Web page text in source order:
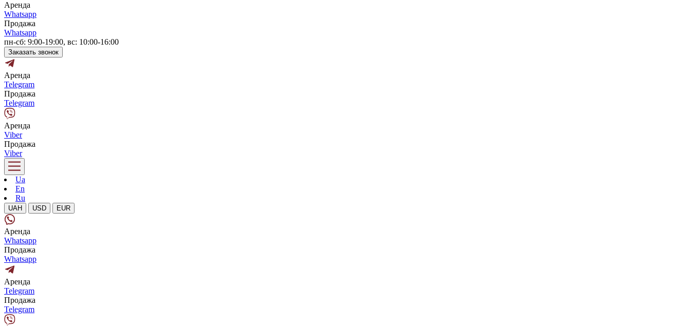
Аренда
Whatsapp
Продажа
Whatsapp
пн-сб: 9:00-19:00, вс: 10:00-16:00
Заказать звонок
Аренда
Telegram
Продажа
Telegram
Аренда
Viber
Продажа
Viber
Ua
En
Ru
UAH USD EUR
Аренда
Whatsapp
Продажа
Whatsapp
Аренда
Telegram
Продажа
Telegram